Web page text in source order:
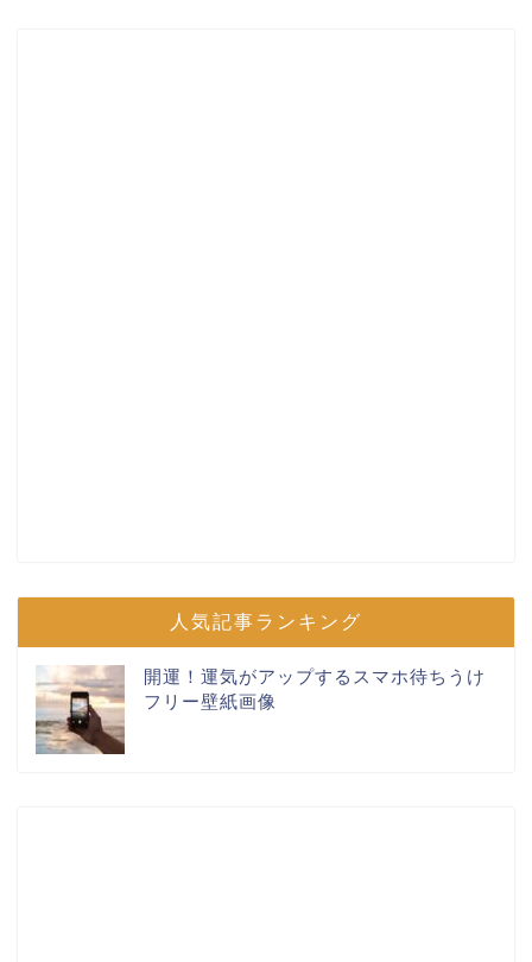
人気記事ランキング
開運！運気がアップするスマホ待ちうけ
フリー壁紙画像